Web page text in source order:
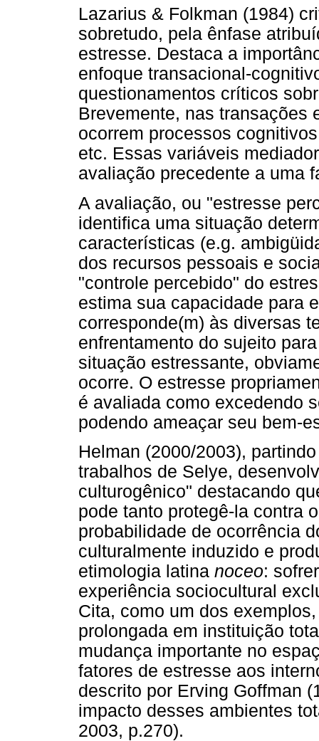
Lazarius & Folkman (1984)
sobretudo, pela ênfase
estresse. Destaca a
enfoque transacional-
questionamentos críticos
Brevemente, nas transações
ocorrem processos
etc. Essas variáveis
avaliação precedente a uma
A avaliação, ou "estresse
identifica uma situação
características (e.g.
dos recursos pessoais e
"controle percebido" do
estima sua capacidade para
corresponde(m) às diversas
enfrentamento do sujeito
situação estressante,
ocorre. O estresse
é avaliada como excedendo
podendo ameaçar seu bem-
Helman (2000/2003),
trabalhos de Selye,
culturogênico" destacando
pode tanto protegê-la contra
probabilidade de ocorrência
culturalmente induzido e
etimologia latina noceo:
experiência sociocultural
Cita, como um dos
prolongada em instituição
mudança importante no
fatores de estresse aos
descrito por Erving Goffman
impacto desses ambientes
2003, p.270).